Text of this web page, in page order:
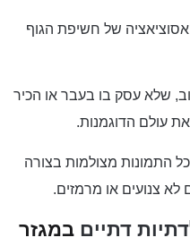
של חשיפת הגוף
שלא עסק בו בעבר או הכיר
עולם הדוגמנות.
התמונות מצולמות בצורה
צנועים או מרמזים.
דתיים במגזר